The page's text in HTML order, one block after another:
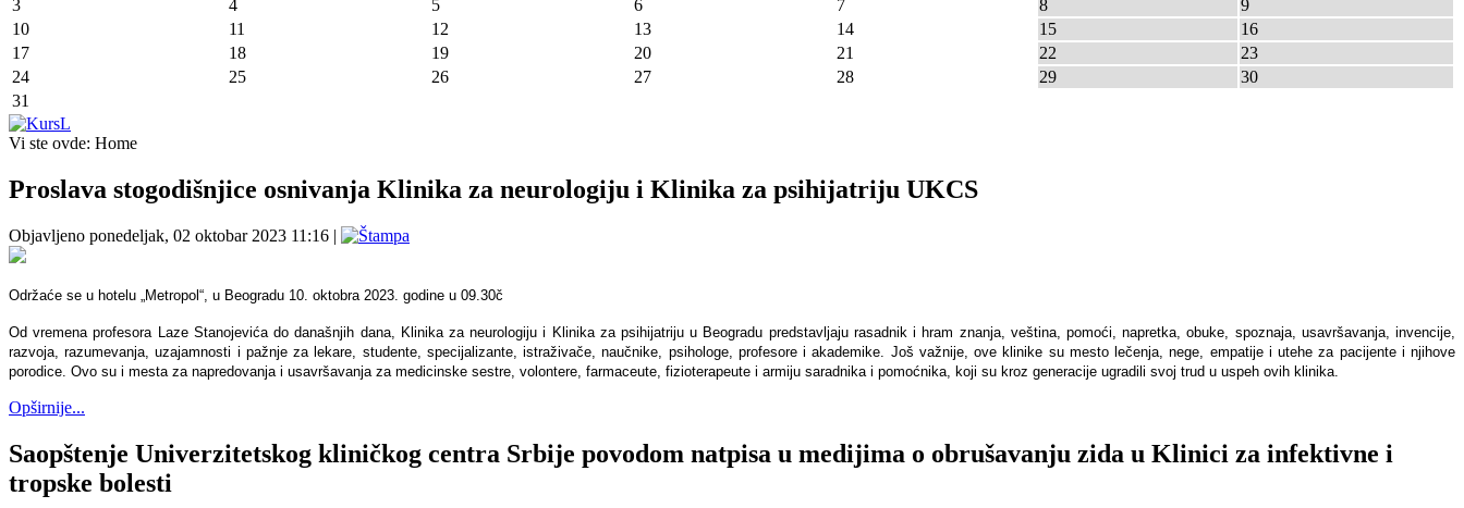
3
4 5 6 7 8
9
10
11 12 13 14 15
16
17
18 19 20 21 22
23
24
25 26 27 28 29
30
31
Vi ste ovde: Home
Proslava stogodišnjice osnivanja Klinika za neurologiju i Klinika za psihijatriju UKCS
Objavljeno ponedeljak, 02 oktobar 2023 11:16 |
Održaće se u hotelu „Metropol“, u Beogradu 10. oktobra 2023. godine u 09.30č
Od vremena profesora Laze Stanojevića do današnjih dana, Klinika za neurologiju i Klinika za psihijatriju u Beogradu predstavljaju rasadnik i hram znanja, veština, pomoći, napretka, obuke, spoznaja, usavršavanja, invencije,
razvoja, razumevanja, uzajamnosti i pažnje za lekare, studente, specijalizante, istraživače, naučnike, psihologe, profesore i akademike. Još važnije, ove klinike su mesto lečenja, nege, empatije i utehe za pacijente i njihove
porodice. Ovo su i mesta za napredovanja i usavršavanja za medicinske sestre, volontere, farmaceute, fizioterapeute i armiju saradnika i pomoćnika, koji su kroz generacije ugradili svoj trud u uspeh ovih klinika.
Opširnije...
Saopštenje Univerzitetskog kliničkog centra Srbije povodom natpisa u medijima o obrušavanju zida u Klinici za infektivne i
tropske bolesti